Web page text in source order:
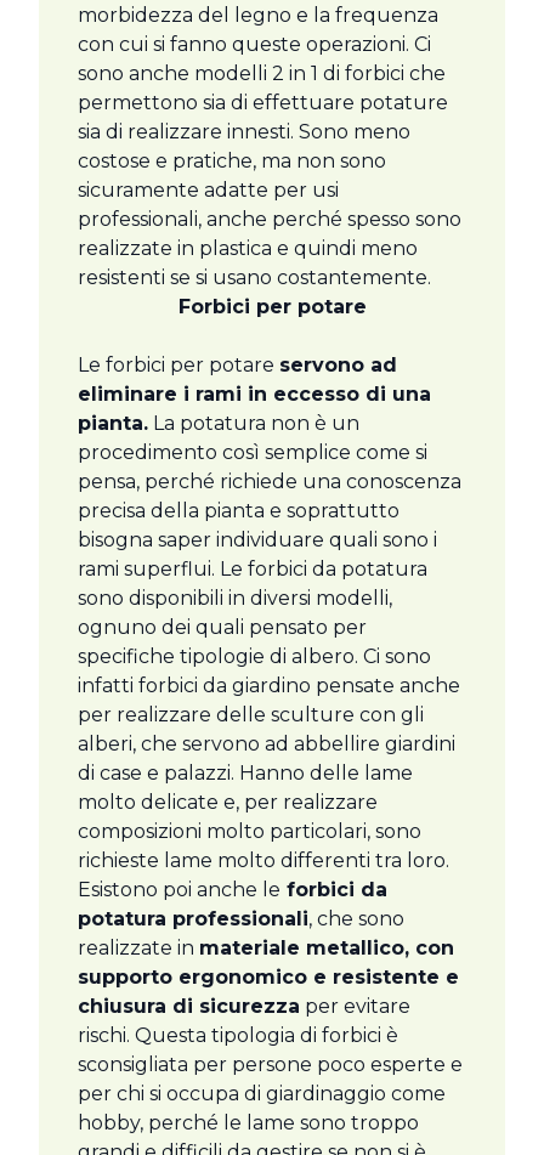
morbidezza del legno e la frequenza
con cui si fanno queste operazioni. Ci
sono anche modelli 2 in 1 di forbici che
permettono sia di effettuare potature
sia di realizzare innesti. Sono meno
costose e pratiche, ma non sono
sicuramente adatte per usi
professionali, anche perché spesso sono
realizzate in plastica e quindi meno
resistenti se si usano costantemente.
Forbici per potare
Le forbici per potare servono ad
eliminare i rami in eccesso di una
pianta. La potatura non è un
procedimento così semplice come si
pensa, perché richiede una conoscenza
precisa della pianta e soprattutto
bisogna saper individuare quali sono i
rami superflui. Le forbici da potatura
sono disponibili in diversi modelli,
ognuno dei quali pensato per
specifiche tipologie di albero. Ci sono
infatti forbici da giardino pensate anche
per realizzare delle sculture con gli
alberi, che servono ad abbellire giardini
di case e palazzi. Hanno delle lame
molto delicate e, per realizzare
composizioni molto particolari, sono
richieste lame molto differenti tra loro.
Esistono poi anche le forbici da
potatura professionali, che sono
realizzate in materiale metallico, con
supporto ergonomico e resistente e
chiusura di sicurezza per evitare
rischi. Questa tipologia di forbici è
sconsigliata per persone poco esperte e
per chi si occupa di giardinaggio come
hobby, perché le lame sono troppo